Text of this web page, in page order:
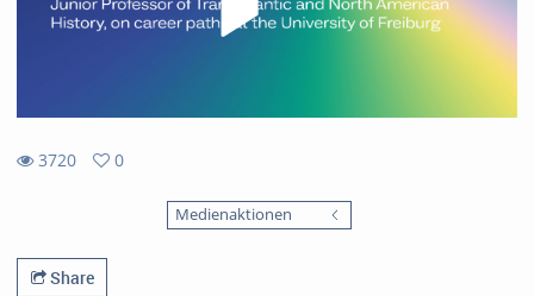
3720
0
Medienaktionen
Share